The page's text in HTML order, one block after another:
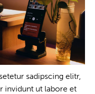
sadipscing elitr,
invidunt ut labore et